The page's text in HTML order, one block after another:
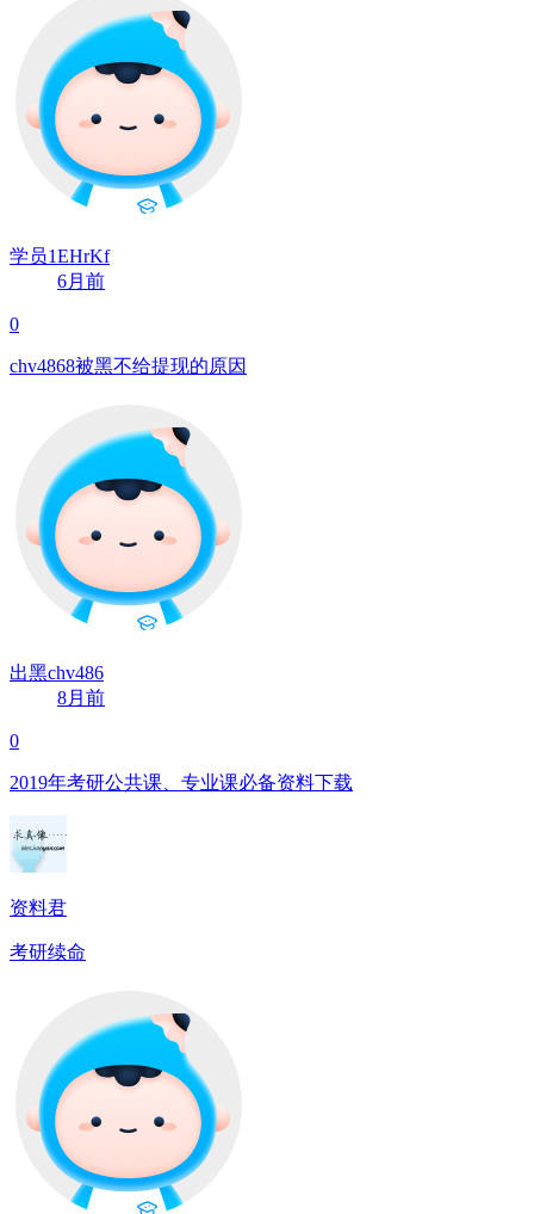
学员1EHrKf
6月前
0
chv4868被黑不给提现的原因
出黑chv486
8月前
0
2019年考研公共课、专业课必备资料下载
资料君
考研续命